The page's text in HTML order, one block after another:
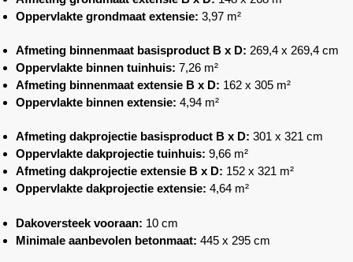
Oppervlakte grondmaat extensie: 3,97 m²
Afmeting binnenmaat basisproduct B x D: 269,4 x 269,4 cm
Oppervlakte binnen tuinhuis: 7,26 m²
Afmeting binnenmaat extensie B x D: 162 x 305 m²
Oppervlakte binnen extensie: 4,94 m²
Afmeting dakprojectie basisproduct B x D: 301 x 321 cm
Oppervlakte dakprojectie tuinhuis: 9,66 m²
Afmeting dakprojectie extensie B x D: 152 x 321 m²
Oppervlakte dakprojectie extensie: 4,64 m²
Dakoversteek vooraan: 10 cm
Minimale aanbevolen betonmaat: 445 x 295 cm